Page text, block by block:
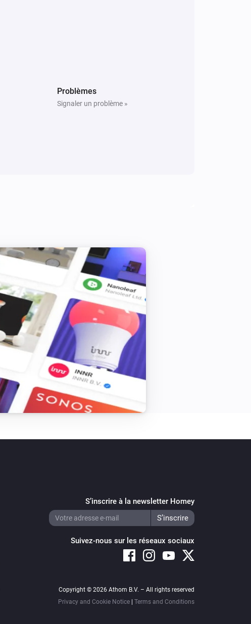
Problèmes
Signaler un problème »
S’inscrire à la newsletter Homey
Suivez-nous sur les réseaux sociaux
Copyright © 2026 Athom B.V. – All rights reserved
Privacy and Cookie Notice
Terms and Conditions